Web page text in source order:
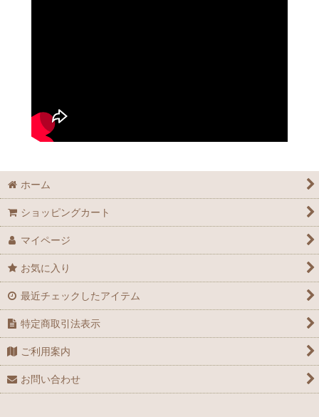
ホーム
ショッピングカート
マイページ
お気に入り
最近チェックしたアイテム
特定商取引法表示
ご利用案内
お問い合わせ